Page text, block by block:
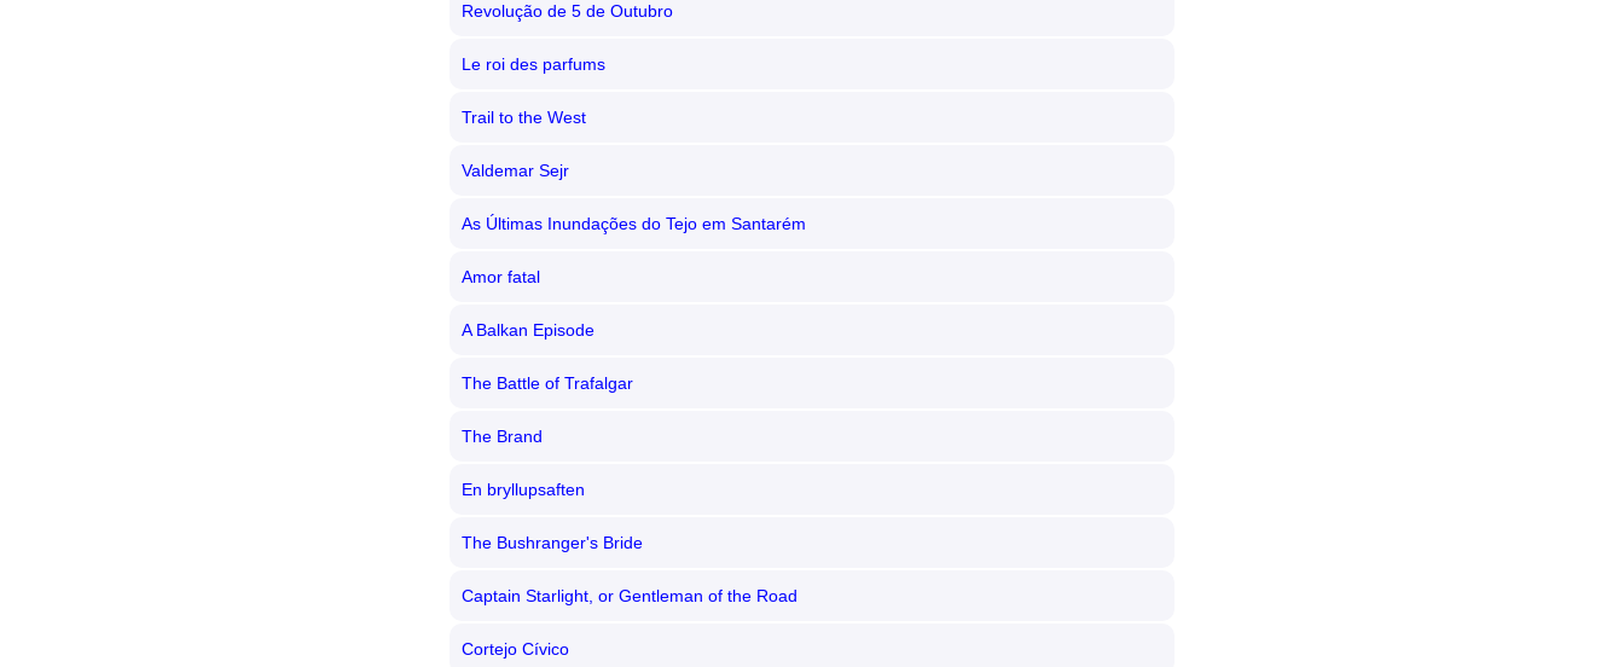
Revolução de 5 de Outubro
Le roi des parfums
Trail to the West
Valdemar Sejr
As Últimas Inundações do Tejo em Santarém
Amor fatal
A Balkan Episode
The Battle of Trafalgar
The Brand
En bryllupsaften
The Bushranger's Bride
Captain Starlight, or Gentleman of the Road
Cortejo Cívico